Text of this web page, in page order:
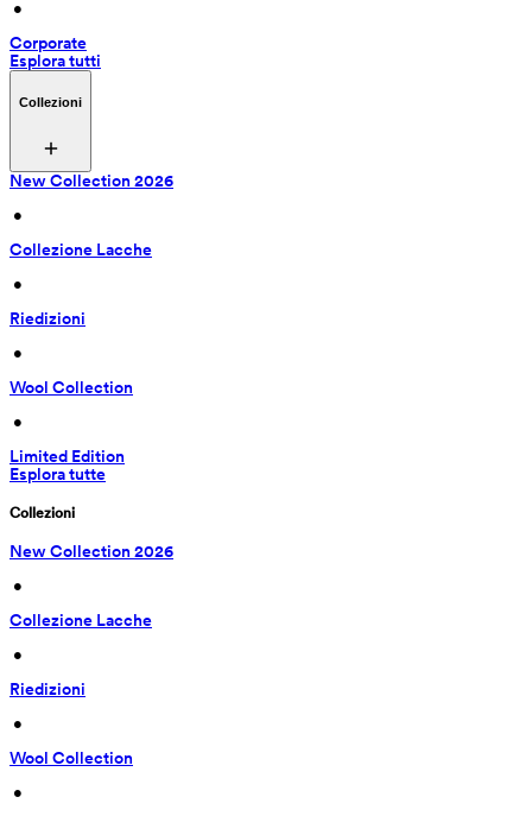
•
Corporate
Esplora tutti
Collezioni
New Collection 2026
•
Collezione Lacche
•
Riedizioni
•
Wool Collection
•
Limited Edition
Esplora tutte
Collezioni
New Collection 2026
•
Collezione Lacche
•
Riedizioni
•
Wool Collection
•